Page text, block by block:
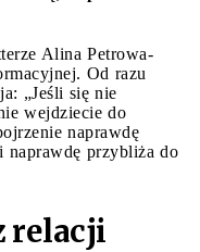
Alina Petrowa-
Od razu
„Jeśli się nie
wejdziecie do
naprawdę
naprawdę przybliża do
relacji